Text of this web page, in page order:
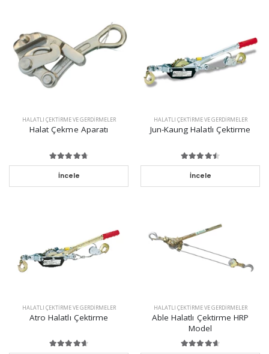
HALATLI ÇEKTIRME VE GERDIRMELER
Halat Çekme Aparatı
İncele
HALATLI ÇEKTIRME VE GERDIRMELER
Jun-Kaung Halatlı Çektirme
İncele
HALATLI ÇEKTIRME VE GERDIRMELER
Atro Halatlı Çektirme
HALATLI ÇEKTIRME VE GERDIRMELER
Able Halatlı Çektirme HRP
Model